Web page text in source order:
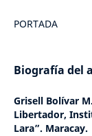
PORTADA
Biografía del
Grisell Bolívar
Libertador,
Lara”. Maracay.